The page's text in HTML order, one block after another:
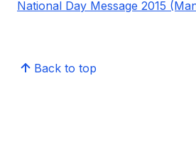
National Day Message 2015
Back to top